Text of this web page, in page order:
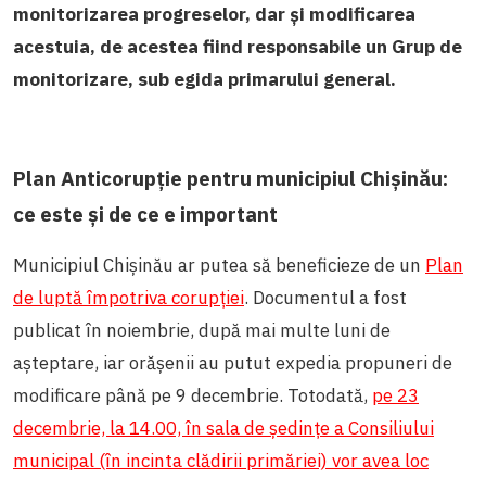
monitorizarea progreselor, dar și modificarea
acestuia, de acestea fiind responsabile un Grup de
monitorizare, sub egida primarului general.
Plan Anticorupție pentru municipiul Chișinău:
ce este și de ce e important
Municipiul Chișinău ar putea să beneficieze de un Plan
de luptă împotriva corupției. Documentul a fost
publicat în noiembrie, după mai multe luni de
așteptare, iar orășenii au putut expedia propuneri de
modificare până pe 9 decembrie. Totodată, pe 23
decembrie, la 14.00, în sala de ședințe a Consiliului
municipal (în incinta clădirii primăriei) vor avea loc